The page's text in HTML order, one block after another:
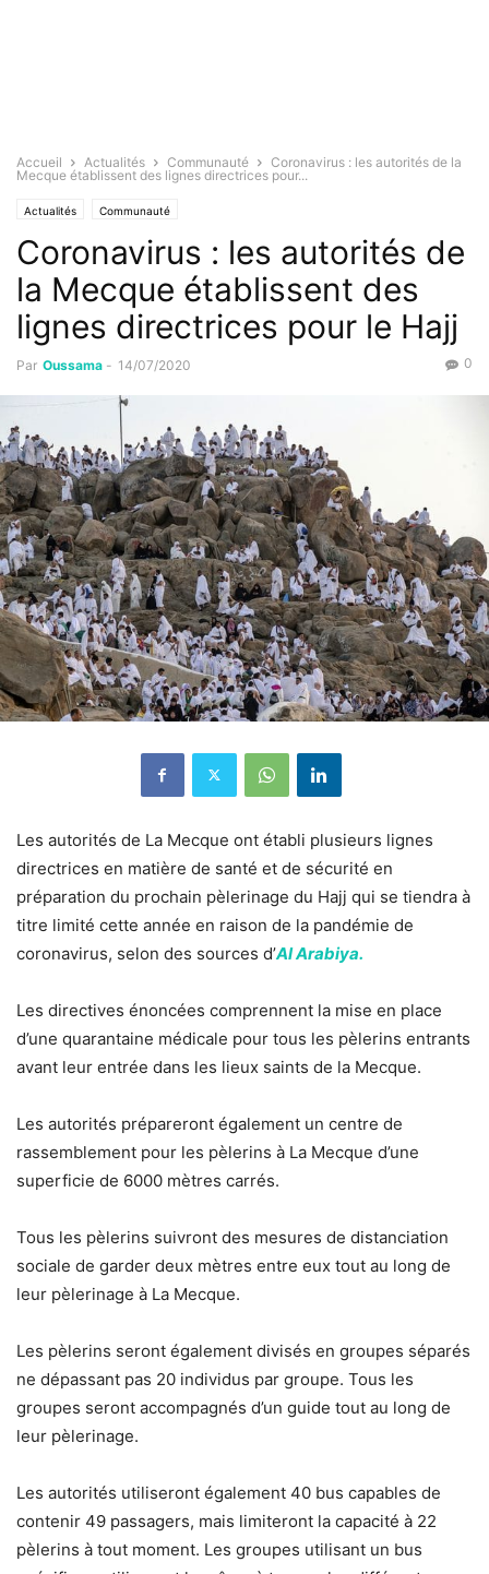
Accueil Actualités Communauté
Coronavirus : les autorités de la
Mecque établissent des lignes directrices pour...
Actualités Communauté
Coronavirus : les autorités de
la Mecque établissent des
lignes directrices pour le Hajj
Par Oussama - 14/07/2020 0
Les autorités de La Mecque ont établi plusieurs lignes
directrices en matière de santé et de sécurité en
préparation du prochain pèlerinage du Hajj qui se tiendra à
titre limité cette année en raison de la pandémie de
coronavirus, selon des sources d’Al Arabiya.
Les directives énoncées comprennent la mise en place
d’une quarantaine médicale pour tous les pèlerins entrants
avant leur entrée dans les lieux saints de la Mecque.
Les autorités prépareront également un centre de
rassemblement pour les pèlerins à La Mecque d’une
superficie de 6000 mètres carrés.
Tous les pèlerins suivront des mesures de distanciation
sociale de garder deux mètres entre eux tout au long de
leur pèlerinage à La Mecque.
Les pèlerins seront également divisés en groupes séparés
ne dépassant pas 20 individus par groupe. Tous les
groupes seront accompagnés d’un guide tout au long de
leur pèlerinage.
Les autorités utiliseront également 40 bus capables de
contenir 49 passagers, mais limiteront la capacité à 22
pèlerins à tout moment. Les groupes utilisant un bus